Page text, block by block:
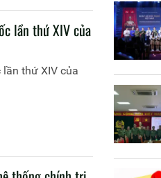
lần thứ XIV của
thứ XIV của